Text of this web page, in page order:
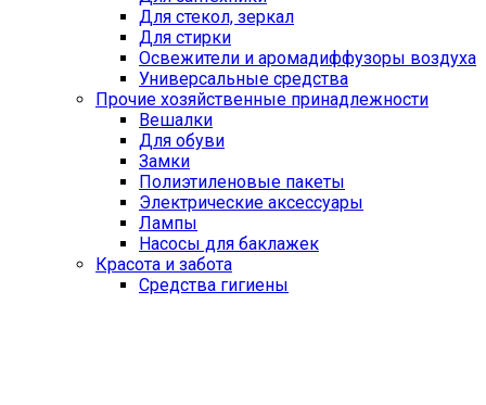
Для стекол, зеркал
Для стирки
Освежители и аромадиффузоры воздуха
Универсальные средства
Прочие хозяйственные принадлежности
Вешалки
Для обуви
Замки
Полиэтиленовые пакеты
Электрические аксессуары
Лампы
Насосы для баклажек
Красота и забота
Средства гигиены